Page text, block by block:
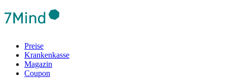
Preise
Krankenkasse
Magazin
Coupon